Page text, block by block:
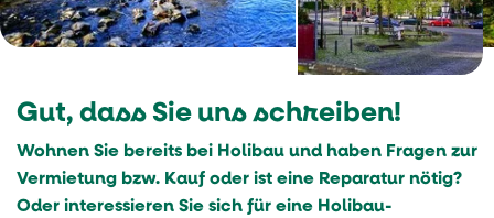
Gut, dass Sie uns schreiben!
Wohnen Sie bereits bei Holibau und haben Fragen zur
Vermietung bzw. Kauf oder ist eine Reparatur nötig?
Oder interessieren Sie sich für eine Holibau-
AKTUELL
Mietermagazin
Vermietung von Wohnungen
HAUSVERWALTUNG